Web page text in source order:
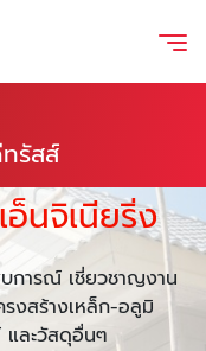
รัสส์
นจิเนียริ่ง
การณ์ เชี่ยวชาญงาน
งสร้างเหล็ก-อลูมิ
และวัสดุอื่นๆ